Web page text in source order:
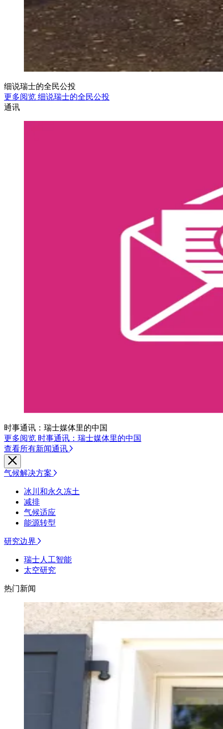
细说瑞士的全民公投
更多阅览 细说瑞士的全民公投
通讯
时事通讯：瑞士媒体里的中国
更多阅览 时事通讯：瑞士媒体里的中国
查看所有新闻通讯
气候解决方案
冰川和永久冻土
减排
气候适应
能源转型
研究边界
瑞士人工智能
太空研究
热门新闻